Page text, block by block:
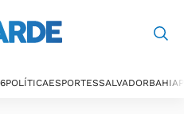
POLÍTICAESPORTESSALVADORBAHIA